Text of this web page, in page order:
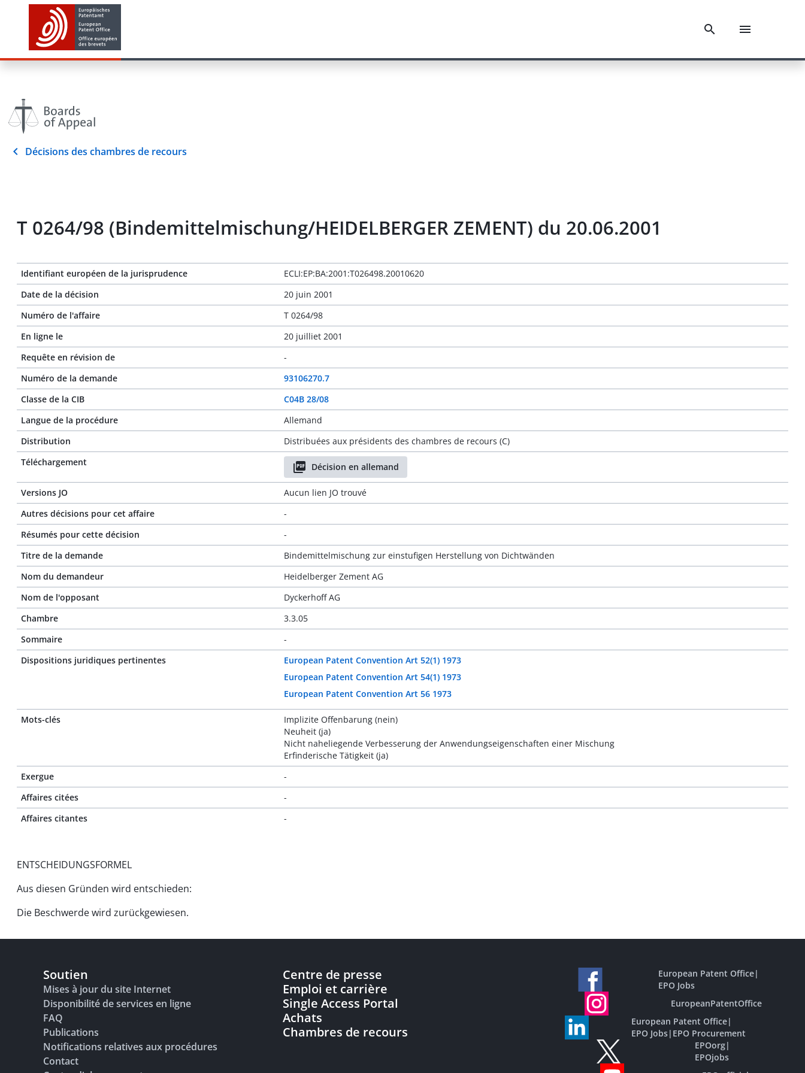
Décisions des chambres de recours
T 0264/98 (Bindemittelmischung/HEIDELBERGER ZEMENT) du 20.06.2001
Identifiant européen de la jurisprudence
ECLI:EP:BA:2001:T026498.20010620
Date de la décision
20 juin 2001
Numéro de l'affaire
T 0264/98
En ligne le
20 juilliet 2001
Requête en révision de
-
Numéro de la demande
93106270.7
Classe de la CIB
C04B 28/08
Langue de la procédure
Allemand
Distribution
Distribuées aux présidents des chambres de recours (C)
Téléchargement
Décision en allemand
Versions JO
Aucun lien JO trouvé
Autres décisions pour cet affaire
-
Résumés pour cette décision
-
Titre de la demande
Bindemittelmischung zur einstufigen Herstellung von Dichtwänden
Nom du demandeur
Heidelberger Zement AG
Nom de l'opposant
Dyckerhoff AG
Chambre
3.3.05
Sommaire
-
Dispositions juridiques pertinentes
European Patent Convention Art 52(1) 1973
European Patent Convention Art 54(1) 1973
European Patent Convention Art 56 1973
Mots-clés
Implizite Offenbarung (nein)
Neuheit (ja)
Nicht naheliegende Verbesserung der Anwendungseigenschaften einer Mischung
Erfinderische Tätigkeit (ja)
Exergue
-
Affaires citées
-
Affaires citantes
-
ENTSCHEIDUNGSFORMEL
Aus diesen Gründen wird entschieden:
Die Beschwerde wird zurückgewiesen.
Soutien
Mises à jour du site Internet
Disponibilité de services en ligne
FAQ
Publications
Notifications relatives aux procédures
Contact
Centre de presse
Emploi et carrière
Single Access Portal
Achats
Chambres de recours
European Patent Office|
EPO Jobs
EuropeanPatentOffice
European Patent Office|
EPO Jobs| EPO Procurement
EPOorg|
EPOjobs